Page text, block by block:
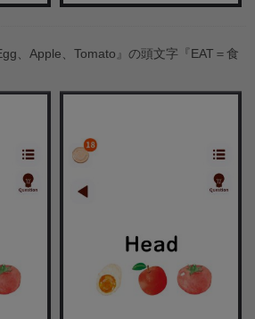
、Apple、Tomato』の頭文字『EAT＝食